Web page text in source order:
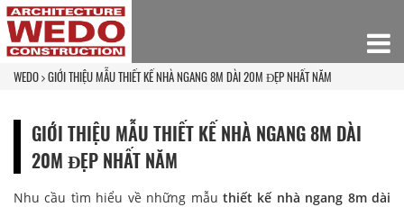
WEDO GIỚI THIỆU MẪU THIẾT KẾ NHÀ NGANG 8M DÀI 20M ĐẸP NHẤT NĂM
GIỚI THIỆU MẪU THIẾT KẾ NHÀ NGANG 8M DÀI
20M ĐẸP NHẤT NĂM
Nhu cầu tìm hiểu về những mẫu thiết kế nhà ngang 8m dài